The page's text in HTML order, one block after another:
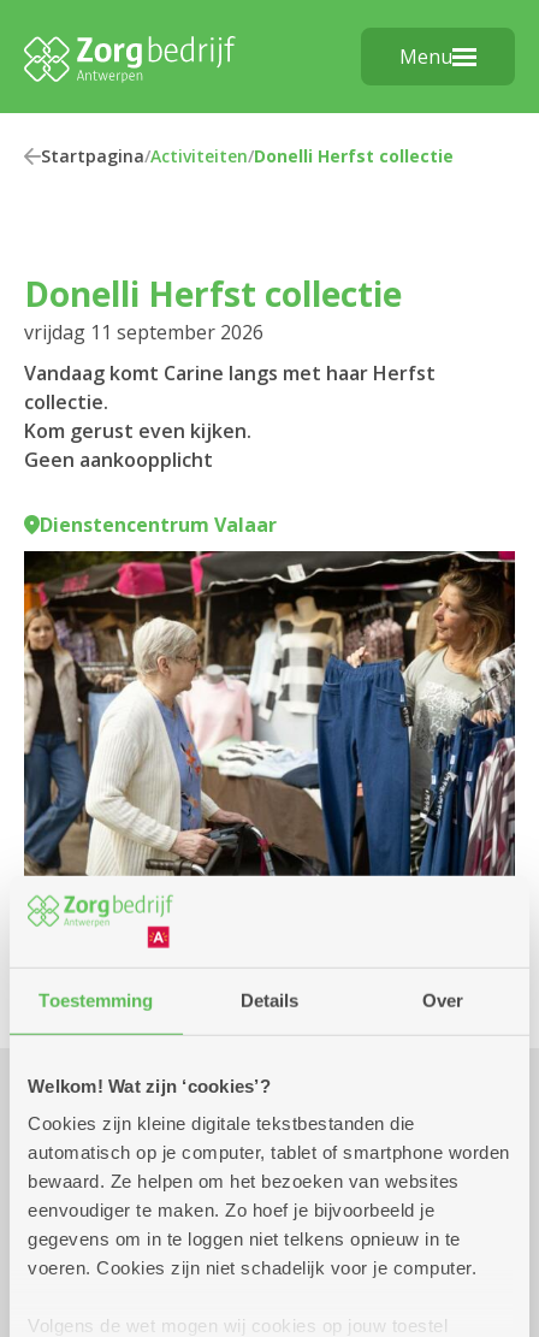
Toestemming Details Over
Welkom! Wat zijn ‘cookies’?
Cookies zijn kleine digitale tekstbestanden die
automatisch op je computer, tablet of smartphone worden
bewaard. Ze helpen om het bezoeken van websites
eenvoudiger te maken. Zo hoef je bijvoorbeeld je
gegevens om in te loggen niet telkens opnieuw in te
voeren. Cookies zijn niet schadelijk voor je computer.
Volgens de wet mogen wij cookies op jouw toestel
Menu
Startpagina/Activiteiten/Donelli Herfst collectie
Donelli Herfst collectie
vrijdag 11 september 2026
Vandaag komt Carine langs met haar Herfst
collectie.
Kom gerust even kijken.
Geen aankoopplicht
Dienstencentrum Valaar
Markt
Praktisch
vrijdag 11 september
2026
14.00 uur tot 17.00
uur
Geen aankoopplicht